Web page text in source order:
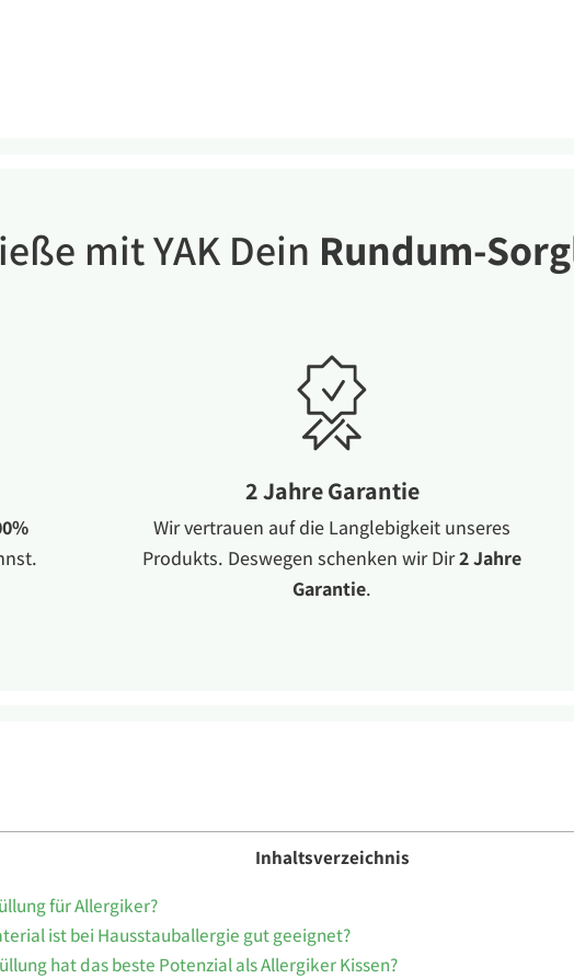
mit YAK Dein Rundum-
2 Jahre Garantie
Wir vertrauen auf die Langlebigkeit unseres
Produkts. Deswegen schenken wir Dir2 Jahre
Garantie.
Inhaltsverzeichnis
für Allergiker?
ist bei Hausstauballergie gut geeignet?
hat das beste Potenzial als Allergiker Kissen?